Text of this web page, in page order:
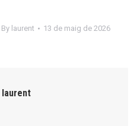
By laurent 13 de maig de 2026
laurent